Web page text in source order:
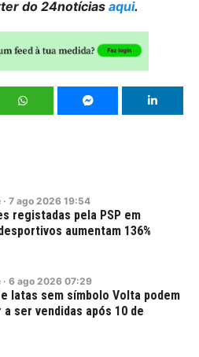
do 24notícias aqui.
· 7 ago 2026 19:54
registadas pela PSP em
aumentam 136%
· 6 ago 2026 07:29
latas sem símbolo Volta podem
a ser vendidas após 10 de